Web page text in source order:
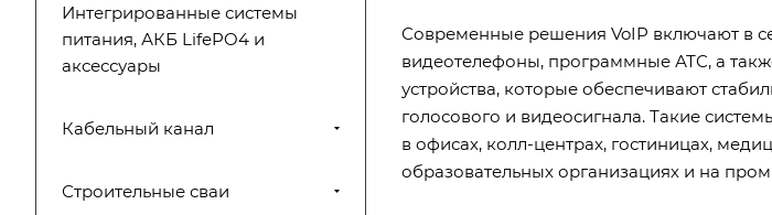
Современные решения VoIP включают в
видеотелефоны, программные АТС, а
устройства, которые обеспечивают
голосового и видеосигнала. Такие
в офисах, колл-центрах, гостиницах,
образовательных организациях и на
Интегрированные системы
питания, АКБ LifePO4 и
аксессуары
Кабельный канал
Строительные сваи